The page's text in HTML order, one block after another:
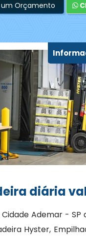
um Orçamento
diária
Ademar - SP
Hyster,